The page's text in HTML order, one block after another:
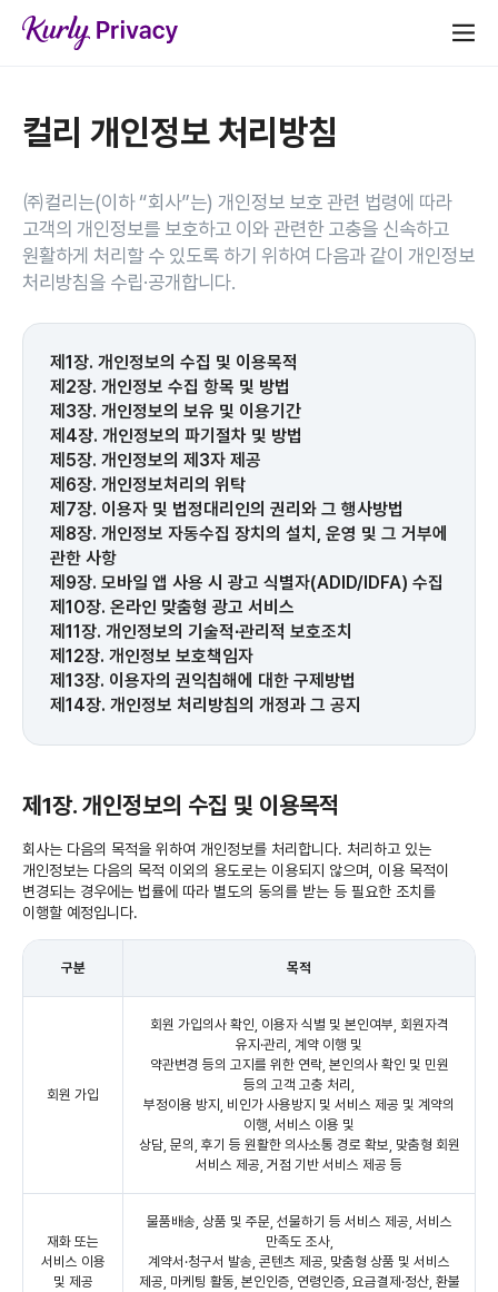
컬리 개인정보 처리방침
㈜컬리는(이하 “회사”는) 개인정보 보호 관련 법령에 따라
고객의 개인정보를 보호하고 이와 관련한 고충을 신속하고
원활하게 처리할 수 있도록 하기 위하여 다음과 같이 개인정보
처리방침을 수립·공개합니다.
제1장. 개인정보의 수집 및 이용목적
제2장. 개인정보 수집 항목 및 방법
제3장. 개인정보의 보유 및 이용기간
제4장. 개인정보의 파기절차 및 방법
제5장. 개인정보의 제3자 제공
제6장. 개인정보처리의 위탁
제7장. 이용자 및 법정대리인의 권리와 그 행사방법
제8장. 개인정보 자동수집 장치의 설치, 운영 및 그 거부에
관한 사항
제9장. 모바일 앱 사용 시 광고 식별자(ADID/IDFA) 수집
제10장. 온라인 맞춤형 광고 서비스
제11장. 개인정보의 기술적∙관리적 보호조치
제12장. 개인정보 보호책임자
제13장. 이용자의 권익침해에 대한 구제방법
제14장. 개인정보 처리방침의 개정과 그 공지
제1장. 개인정보의 수집 및 이용목적
회사는 다음의 목적을 위하여 개인정보를 처리합니다. 처리하고 있는
개인정보는 다음의 목적 이외의 용도로는 이용되지 않으며, 이용 목적이
변경되는 경우에는 법률에 따라 별도의 동의를 받는 등 필요한 조치를
이행할 예정입니다.
구분 목적
회원 가입
회원 가입의사 확인, 이용자 식별 및 본인여부, 회원자격
유지·관리, 계약 이행 및
약관변경 등의 고지를 위한 연락, 본인의사 확인 및 민원
등의 고객 고충 처리,
부정이용 방지, 비인가 사용방지 및 서비스 제공 및 계약의
이행, 서비스 이용 및
상담, 문의, 후기 등 원활한 의사소통 경로 확보, 맞춤형 회원
서비스 제공, 거점 기반 서비스 제공 등
재화 또는
서비스 이용
및 제공
물품배송, 상품 및 주문, 선물하기 등 서비스 제공, 서비스
만족도 조사,
계약서·청구서 발송, 콘텐츠 제공, 맞춤형 상품 및 서비스
제공, 마케팅 활동, 본인인증, 연령인증, 요금결제·정산, 환불